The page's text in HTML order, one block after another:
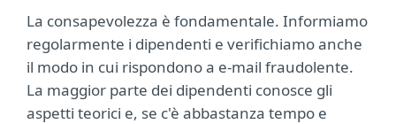
La consapevolezza è fondamentale. Informiamo
regolarmente i dipendenti e verifichiamo anche
il modo in cui rispondono a e-mail fraudolente.
La maggior parte dei dipendenti conosce gli
aspetti teorici e, se c'è abbastanza tempo e